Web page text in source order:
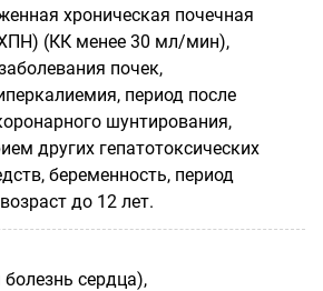
хроническая почечная
(КК менее 30 мл/мин),
почек,
период после
шунтирования,
других гепатотоксических
беременность, период
до 12 лет.
сердца),